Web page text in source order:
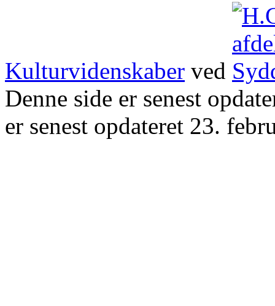
Kulturvidenskaber ved
Denne side er senest
er senest opdateret 23.